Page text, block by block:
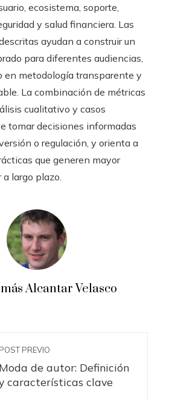
ecosistema, soporte,
y salud financiera. Las
ayudan a construir un
para diferentes audiencias,
en metodología transparente y
La combinación de métricas
cualitativo y casos
tomar decisiones informadas
o regulación, y orienta a
que generen mayor
largo plazo.
Alcantar Velasco
POST PREVIO
Moda de autor: Definición
características clave